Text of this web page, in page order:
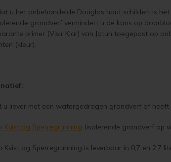
u het onbehandelde Douglas hout schildert is
grondverf vermindert u de kans op
primer (Visir Klar) van Jotun toegepast op
(kleur).
u liever met een watergedragen grondverf of
Kvist og Sperregrunning (isolerende grondverf op
Kvist og Sperregrunning is leverbaar in 0,7 en 2,7